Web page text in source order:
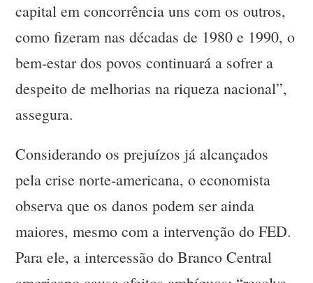
capital em concorrência uns com os outros,
como fizeram nas décadas de 1980 e 1990, o
bem-estar dos povos continuará a sofrer a
despeito de melhorias na riqueza nacional”,
assegura.
Considerando os prejuízos já alcançados
pela crise norte-americana, o economista
observa que os danos podem ser ainda
maiores, mesmo com a intervenção do FED.
Para ele, a intercessão do Branco Central